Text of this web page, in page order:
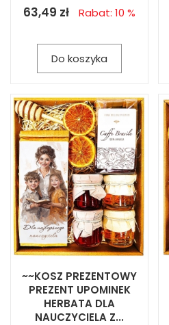
63,49 zł Rabat: 10 %
Do koszyka
~~KOSZ PREZENTOWY
PREZENT UPOMINEK
HERBATA DLA
NAUCZYCIELA Z...